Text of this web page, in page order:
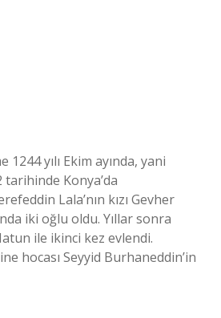
yılı Ekim ayında, yani
tarihinde Konya’da
Lala’nın kızı Gevher
iki oğlu oldu. Yıllar sonra
ile ikinci kez evlendi.
hocası Seyyid Burhaneddin’in